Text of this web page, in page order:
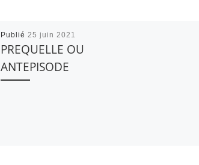
Publié25 juin 2021
PREQUELLE OU
ANTEPISODE